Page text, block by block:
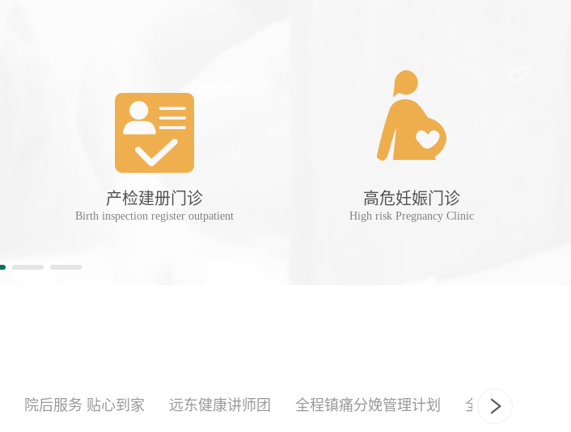
产检建册门诊
Birth inspection register outpatient
高危妊娠门诊
High risk Pregnancy Clinic
院后服务 贴心到家 远东健康讲师团 全程镇痛分娩管理计划 全产程陪伴式分